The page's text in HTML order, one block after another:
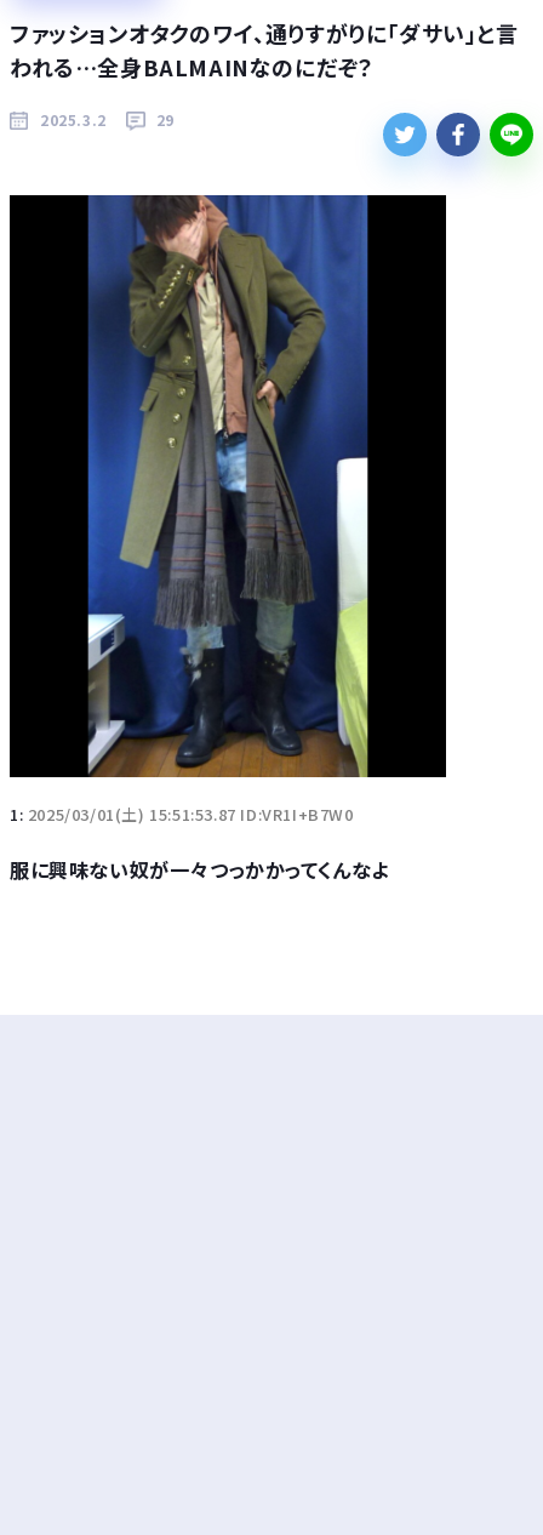
ファッションオタクのワイ、通りすがりに「ダサい」と言
われる…全身BALMAINなのにだぞ？
2025.3.2 29
1: 2025/03/01(土) 15:51:53.87 ID:VR1I+B7W0
服に興味ない奴が一々つっかかってくんなよ